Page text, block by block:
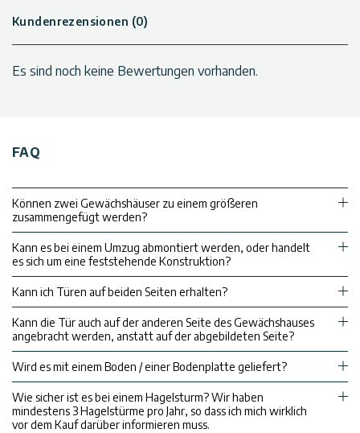
Kundenrezensionen (0)
Es sind noch keine Bewertungen vorhanden.
FAQ
Können zwei Gewächshäuser zu einem größeren
zusammengefügt werden?
Kann es bei einem Umzug abmontiert werden, oder handelt
es sich um eine feststehende Konstruktion?
Kann ich Türen auf beiden Seiten erhalten?
Kann die Tür auch auf der anderen Seite des Gewächshauses
angebracht werden, anstatt auf der abgebildeten Seite?
Wird es mit einem Boden / einer Bodenplatte geliefert?
Wie sicher ist es bei einem Hagelsturm? Wir haben
mindestens 3 Hagelstürme pro Jahr, so dass ich mich wirklich
vor dem Kauf darüber informieren muss.